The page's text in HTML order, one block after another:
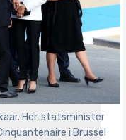
Her, statsminister
i Brussel